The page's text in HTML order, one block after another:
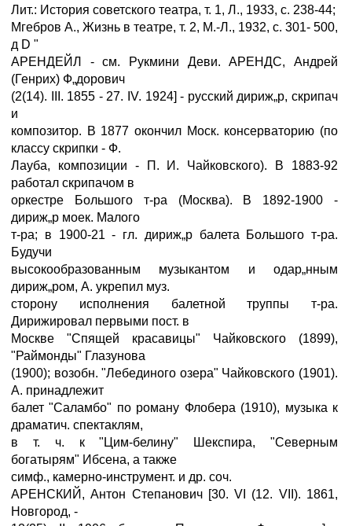
Лит.: История советского театра, т. 1, Л., 1933, с. 238-44;
Мгебров А., Жизнь в театре, т. 2, M.-Л., 1932, с. 301- 500,
д D "
АРЕНДЕЙЛ - см. Рукмини Деви. АРЕНДС, Андрей
(Генрих) Ф„дорович
(2(14). III. 1855 - 27. IV. 1924] - русский дириж„р, скрипач
и
композитор. В 1877 окончил Моск. консерваторию (по
классу скрипки - Ф.
Лауба, композиции - П. И. Чайковского). В 1883-92
работал скрипачом в
оркестре Большого т-ра (Москва). В 1892-1900 -
дириж„р моек. Малого
т-ра; в 1900-21 - гл. дириж„р балета Большого т-ра.
Будучи
высокообразованным музыкантом и одар„нным
дириж„ром, А. укрепил муз.
сторону исполнения балетной труппы т-ра.
Дирижировал первыми пост. в
Москве "Спящей красавицы" Чайковского (1899),
"Раймонды" Глазунова
(1900); возобн. "Лебединого озера" Чайковского (1901).
А. принадлежит
балет "Саламбо" по роману Флобера (1910), музыка к
драматич. спектаклям,
в т. ч. к "Цим-белину" Шекспира, "Северным
богатырям" Ибсена, а также
симф., камерно-инструмент. и др. соч.
АРЕНСКИЙ, Антон Степанович [30. VI (12. VII). 1861,
Новгород, -